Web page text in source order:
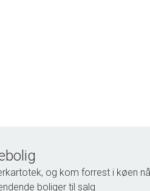
og kom forrest i køen
boliger til salg